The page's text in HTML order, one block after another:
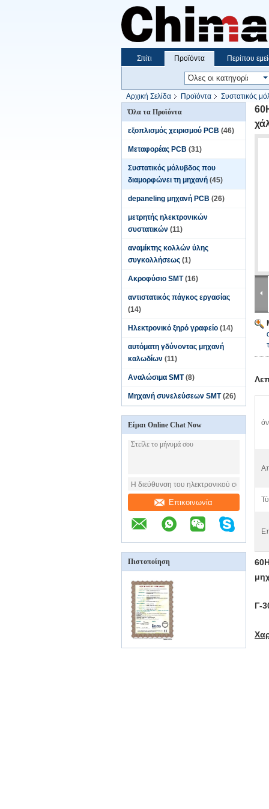
Σπίτι Προϊόντα Περίπου
Αρχική Σελίδα Προϊόντα
Συστατικός
υλικών χάλυβα μηχανών
Όλα τα Προϊόντα
εξοπλισμός χειρισμού PCB (46)
Μεταφορέας PCB (31)
Συστατικός μόλυβδος που
διαμορφώνει τη μηχανή (45)
depaneling μηχανή PCB (26)
μετρητής ηλεκτρονικών
συστατικών (11)
αναμίκτης κολλών ύλης
συγκολλήσεως (1)
Ακροφύσιο SMT (16)
αντιστατικός πάγκος εργασίας
(14)
Ηλεκτρονικό ξηρό γραφείο (14)
αυτόματη γδύνοντας μηχανή
καλωδίων (11)
Αναλώσιμα SMT (8)
Μηχανή συνελεύσεων SMT (26)
Είμαι Online Chat Now
Επικοινωνία
Πιστοποίηση
Γ-